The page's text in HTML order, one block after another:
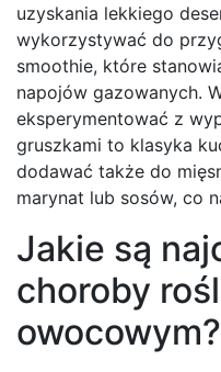
uzyskania lekkiego
wykorzystywać do
smoothie, które
napojów gazowanych.
eksperymentować z
gruszkami to klasyka
dodawać także do
marynat lub sosów, co
Jakie są
choroby
owocowym?